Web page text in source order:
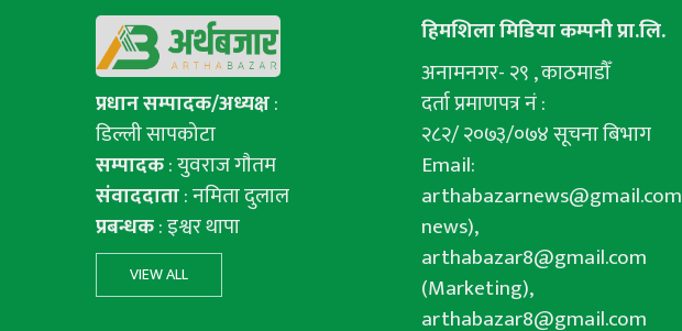
प्रधान सम्पादक/अध्यक्ष:
डिल्ली सापकोटा
सम्पादक: युवराज गाैतम
संवाददाता: नमिता दुलाल
प्रबन्धक: इश्वर थापा
VIEW ALL
हिमशिला मिडिया कम्पनी प्रा.लि.
अनामनगर- २९ , काठमाडौँ
दर्ता प्रमाणपत्र नं :
२८२/ २०७३/०७४ सूचना बिभाग
Email:
arthabazarnews@gmail.com
news),
arthabazar8@gmail.com
(Marketing),
arthabazar8@gmail.com